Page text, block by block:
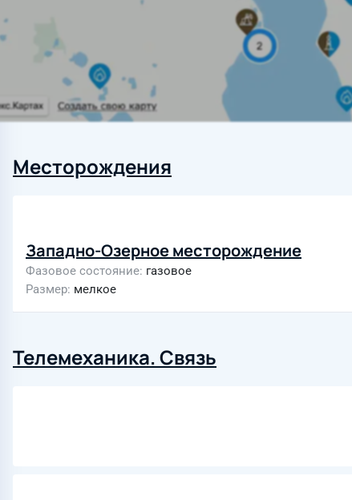
Месторождения
Западно-Озерное месторождение
Фазовое состояние газовое
Размер мелкое
Телемеханика. Связь